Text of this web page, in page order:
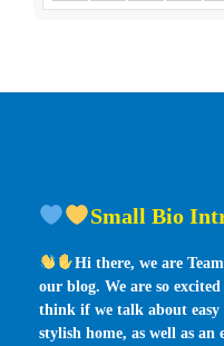
Small Bio
Hi there, we are
our blog. We are so
think if we talk about easy
stylish home, as well as an